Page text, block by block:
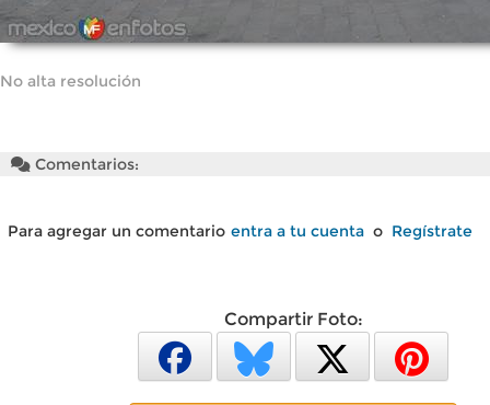
No alta resolución
Comentarios:
Para agregar un comentario entra a tu cuenta o Regístrate
Compartir Foto: